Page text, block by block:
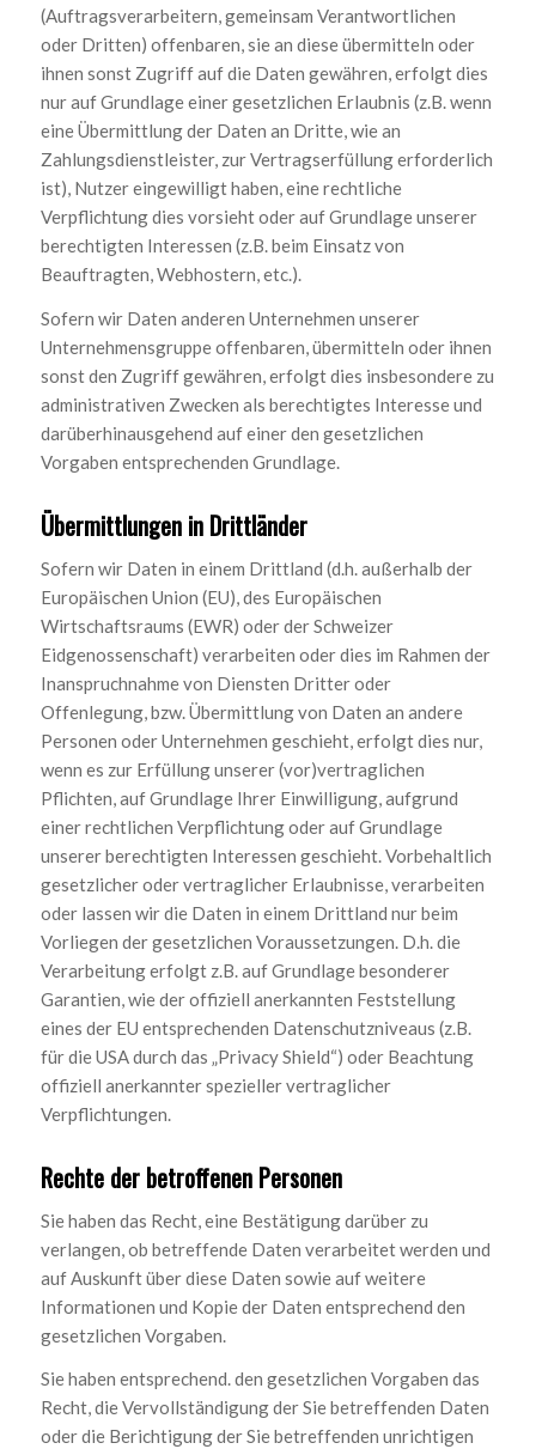
(Auftragsverarbeitern, gemeinsam Verantwortlichen
oder Dritten) offenbaren, sie an diese übermitteln oder
ihnen sonst Zugriff auf die Daten gewähren, erfolgt dies
nur auf Grundlage einer gesetzlichen Erlaubnis (z.B. wenn
eine Übermittlung der Daten an Dritte, wie an
Zahlungsdienstleister, zur Vertragserfüllung erforderlich
ist), Nutzer eingewilligt haben, eine rechtliche
Verpflichtung dies vorsieht oder auf Grundlage unserer
berechtigten Interessen (z.B. beim Einsatz von
Beauftragten, Webhostern, etc.).
Sofern wir Daten anderen Unternehmen unserer
Unternehmensgruppe offenbaren, übermitteln oder ihnen
sonst den Zugriff gewähren, erfolgt dies insbesondere zu
administrativen Zwecken als berechtigtes Interesse und
darüberhinausgehend auf einer den gesetzlichen
Vorgaben entsprechenden Grundlage.
Übermittlungen in Drittländer
Sofern wir Daten in einem Drittland (d.h. außerhalb der
Europäischen Union (EU), des Europäischen
Wirtschaftsraums (EWR) oder der Schweizer
Eidgenossenschaft) verarbeiten oder dies im Rahmen der
Inanspruchnahme von Diensten Dritter oder
Offenlegung, bzw. Übermittlung von Daten an andere
Personen oder Unternehmen geschieht, erfolgt dies nur,
wenn es zur Erfüllung unserer (vor)vertraglichen
Pflichten, auf Grundlage Ihrer Einwilligung, aufgrund
einer rechtlichen Verpflichtung oder auf Grundlage
unserer berechtigten Interessen geschieht. Vorbehaltlich
gesetzlicher oder vertraglicher Erlaubnisse, verarbeiten
oder lassen wir die Daten in einem Drittland nur beim
Vorliegen der gesetzlichen Voraussetzungen. D.h. die
Verarbeitung erfolgt z.B. auf Grundlage besonderer
Garantien, wie der offiziell anerkannten Feststellung
eines der EU entsprechenden Datenschutzniveaus (z.B.
für die USA durch das „Privacy Shield“) oder Beachtung
offiziell anerkannter spezieller vertraglicher
Verpflichtungen.
Rechte der betroffenen Personen
Sie haben das Recht, eine Bestätigung darüber zu
verlangen, ob betreffende Daten verarbeitet werden und
auf Auskunft über diese Daten sowie auf weitere
Informationen und Kopie der Daten entsprechend den
gesetzlichen Vorgaben.
Sie haben entsprechend. den gesetzlichen Vorgaben das
Recht, die Vervollständigung der Sie betreffenden Daten
oder die Berichtigung der Sie betreffenden unrichtigen